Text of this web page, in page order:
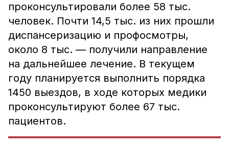
проконсультировали более 58 тыс.
человек. Почти 14,5 тыс. из них прошли
диспансеризацию и профосмотры,
около 8 тыс. — получили направление
на дальнейшее лечение. В текущем
году планируется выполнить порядка
1450 выездов, в ходе которых медики
проконсультируют более 67 тыс.
пациентов.